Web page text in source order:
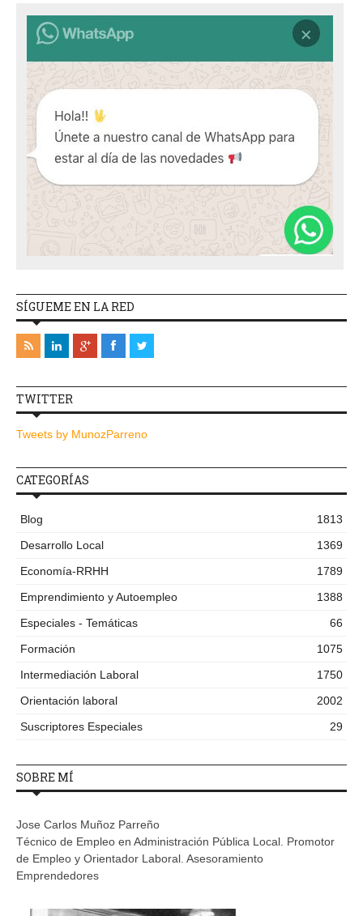
SÍGUEME EN LA RED
TWITTER
Tweets by MunozParreno
CATEGORÍAS
Blog
1813
Desarrollo Local
1369
Economía-RRHH
1789
Emprendimiento y Autoempleo
1388
Especiales - Temáticas
66
Formación
1075
Intermediación Laboral
1750
Orientación laboral
2002
Suscriptores Especiales
29
SOBRE MÍ
Jose Carlos Muñoz Parreño
Técnico de Empleo en Administración Pública Local. Promotor
de Empleo y Orientador Laboral. Asesoramiento
Emprendedores